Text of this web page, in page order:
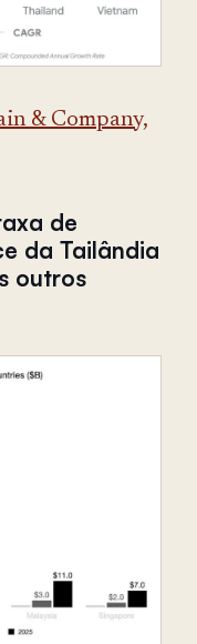
& Company,
de
da Tailândia
outros